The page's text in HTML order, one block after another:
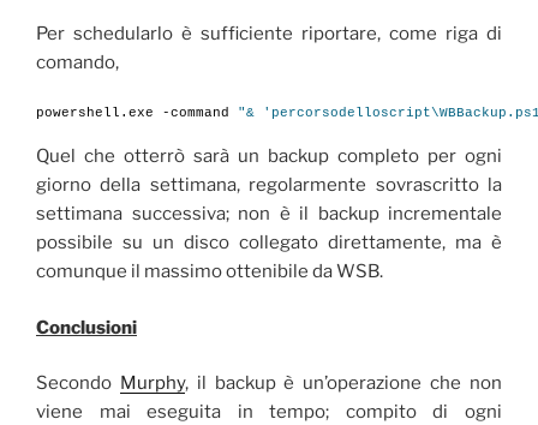
Per schedularlo è sufficiente riportare, come riga di
comando,
powershell.exe -command "&
Quel che otterrò sarà un backup completo per ogni
giorno della settimana, regolarmente sovrascritto la
settimana successiva; non è il backup incrementale
possibile su un disco collegato direttamente, ma è
comunque il massimo ottenibile da WSB.
Conclusioni
Secondo Murphy, il backup è un’operazione che non
viene mai eseguita in tempo; compito di ogni